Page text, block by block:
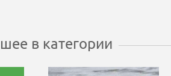
в категории